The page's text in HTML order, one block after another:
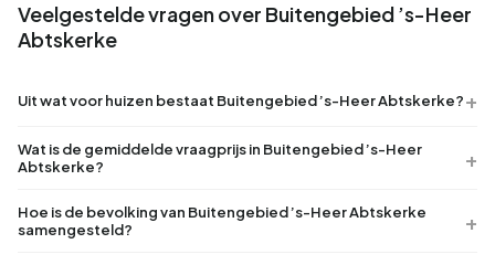
Veelgestelde vragen over Buitengebied ’s-Heer
Abtskerke
Uit wat voor huizen bestaat Buitengebied ’s-Heer Abtskerke?
Wat is de gemiddelde vraagprijs in Buitengebied ’s-Heer
Abtskerke?
Hoe is de bevolking van Buitengebied ’s-Heer Abtskerke
samengesteld?